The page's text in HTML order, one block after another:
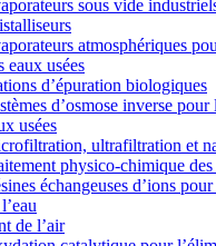
sous vide
atmosphériques
eaux usées
d’épuration biologiques
d’osmose inverse
usées
ultrafiltration et
physico-chimique des
échangeuses d’ions
de l’air